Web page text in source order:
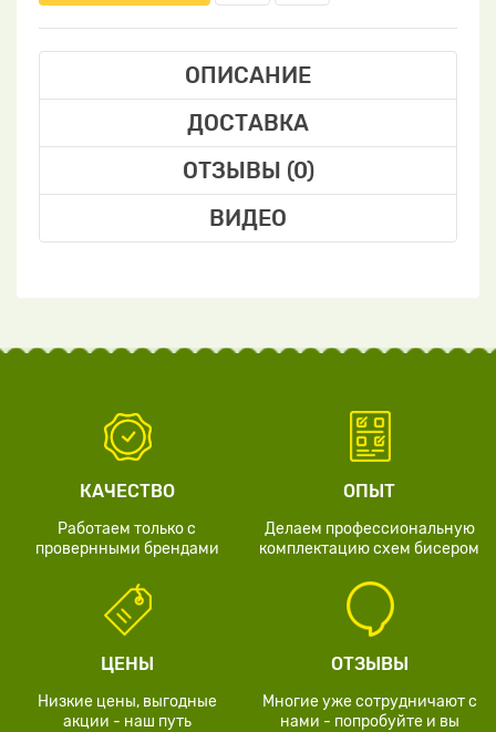
ОПИСАНИЕ
ДОСТАВКА
ОТЗЫВЫ (0)
ВИДЕО
КАЧЕСТВО
Работаем только с
провернными брендами
ОПЫТ
Делаем профессиональную
комплектацию схем бисером
ЦЕНЫ
Низкие цены, выгодные
акции - наш путь
ОТЗЫВЫ
Многие уже сотрудничают с
нами - попробуйте и вы